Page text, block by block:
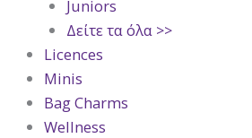
Juniors
Δείτε τα όλα >>
Licences
Minis
Bag Charms
Wellness